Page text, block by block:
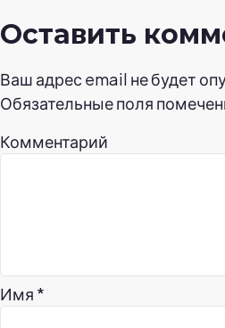
Оставить
Ваш адрес email не будет
Обязательные поля
Комментарий
Имя *